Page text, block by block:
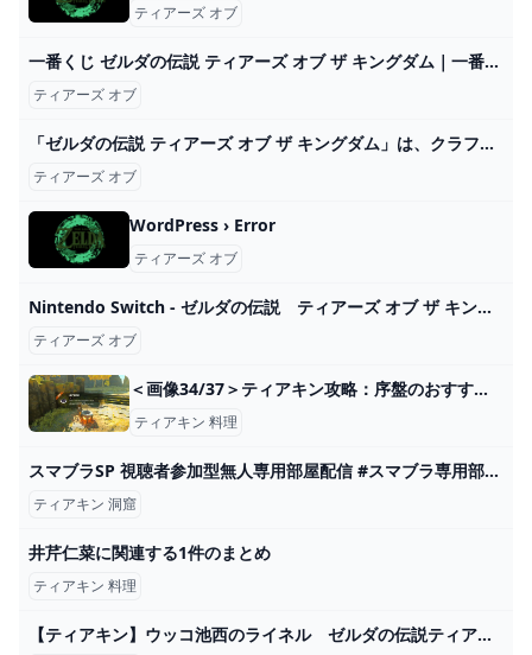
ティアーズ オブ
一番くじ ゼルダの伝説 ティアーズ オブ ザ キングダム｜一番くじ倶楽部｜BANDAI SPIRITS公式 一番くじ情報サイト
ティアーズ オブ
「ゼルダの伝説 ティアーズ オブ ザ キングダム」は、クラフトの自由度が高すぎてストーリーがまったく進まない WIRED.jp
ティアーズ オブ
WordPress › Error
ティアーズ オブ
Nintendo Switch - ゼルダの伝説 ティアーズ オブ ザ キングダムの通販 by まーまれーどs shop｜ニンテンドースイッチならラクマ
ティアーズ オブ
＜画像34/37＞ティアキン攻略：序盤のおすすめ料理は？ ゾナニウムも料理に!?【ゼルダ ティアーズ オブ ザ キングダム日記＃5】 - 電撃オンライン
ティアキン 料理
スマブラSP 視聴者参加型無人専用部屋配信 #スマブラ専用部屋 2024/05/26 - YouTube
ティアキン 洞窟
井芹仁菜に関連する1件のまとめ
ティアキン 料理
【ティアキン】ウッコ池西のライネル ゼルダの伝説ティアーズオブ ザキングダム #ゼルダの伝説 #ティアキン #zelda #shorts - YouTube